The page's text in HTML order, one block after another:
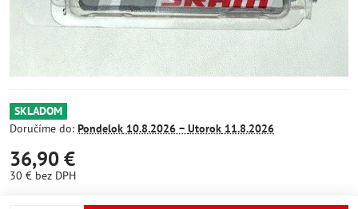
SKLADOM
Doručíme do: Pondelok 10.8.2026 − Utorok 11.8.2026
36,90 €
30 € bez DPH